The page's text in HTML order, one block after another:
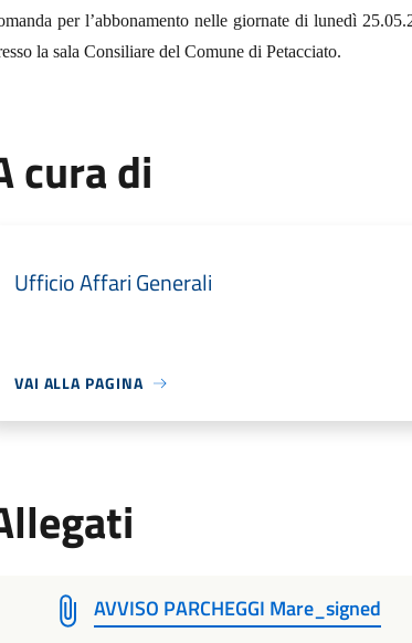
per l’abbonamento nelle giornate di lunedì
la sala Consiliare del Comune di Petacciato.
cura di
Ufficio Affari Generali
VAI ALLA PAGINA
AVVISO PARCHEGGI Mare_signed